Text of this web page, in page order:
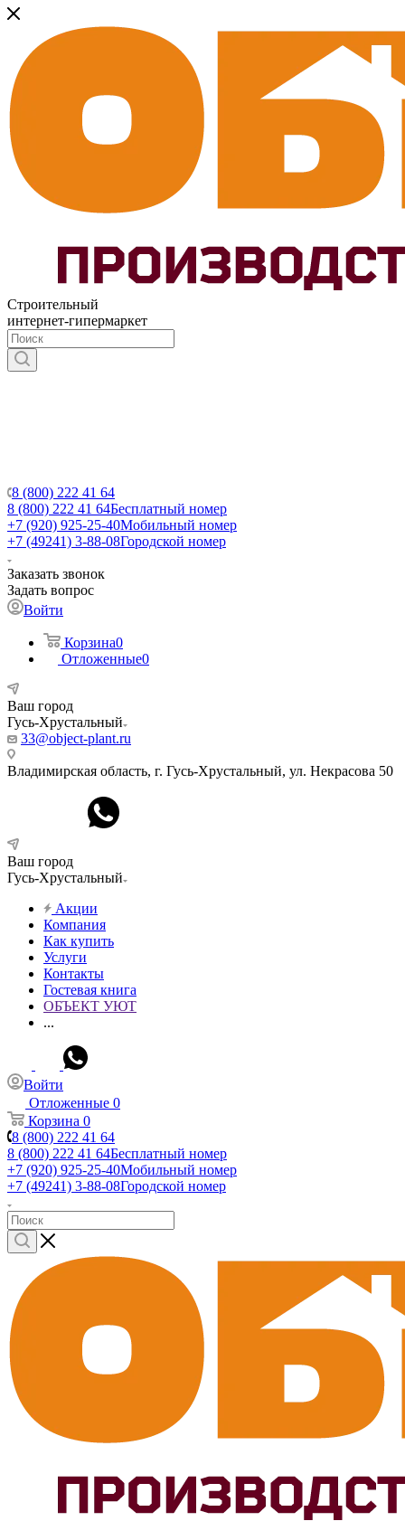
Строительный
интернет-гипермаркет
8 (800) 222 41 64
8 (800) 222 41 64Бесплатный номер
+7 (920) 925-25-40Мобильный номер
+7 (49241) 3-88-08Городской номер
Заказать звонок
Задать вопрос
Войти
Корзина0
Отложенные0
Ваш город
Гусь-Хрустальный
33@object-plant.ru
Владимирская область, г. Гусь-Хрустальный, ул. Некрасова 50
Ваш город
Гусь-Хрустальный
Акции
Компания
Как купить
Услуги
Контакты
Гостевая книга
ОБЪЕКТ УЮТ
...
Войти
Отложенные 0
Корзина 0
8 (800) 222 41 64
8 (800) 222 41 64Бесплатный номер
+7 (920) 925-25-40Мобильный номер
+7 (49241) 3-88-08Городской номер